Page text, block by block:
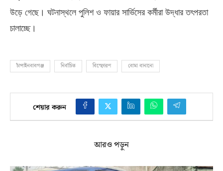
উড়ে গেছে। ঘটনাস্থলে পুলিশ ও ফায়ার সার্ভিসের কর্মীরা উদ্ধার তৎপরতা
চালাচ্ছে।
চাঁপাইনবাবগঞ্জ নির্বাচিত বিস্ফোরণ বোমা বানানো
শেয়ার করুন
আরও পড়ুন